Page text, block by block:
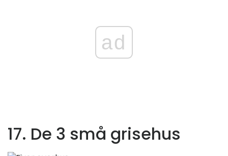
ad
17. De 3 små grisehus